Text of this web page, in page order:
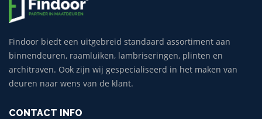
Findoor biedt een uitgebreid standaard assortiment aan
binnendeuren, raamluiken, lambriseringen, plinten en
architraven. Ook zijn wij gespecialiseerd in het maken van
deuren naar wens van de klant.
CONTACT INFO